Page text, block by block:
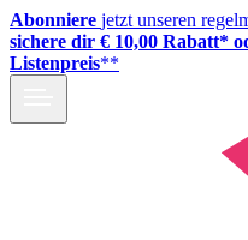
Abonniere jetzt unseren
sichere dir € 10,00 Rabatt*
Listenpreis**